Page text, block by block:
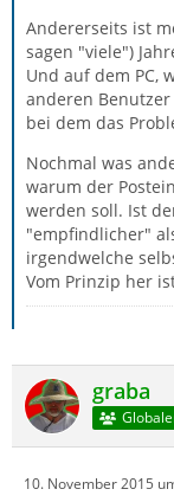
Andererseits ist
sagen "viele")
Und auf dem PC,
anderen
bei dem das
Nochmal was
warum der
werden soll. Ist
"empfindlicher"
irgendwelche
Vom Prinzip her
graba
10. November 2015